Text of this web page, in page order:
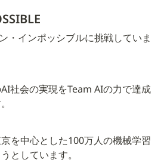
・インポッシブルに挑戦していま
社会の実現をTeam AIの力で達成
を中心とした100万人の機械学習
としています。